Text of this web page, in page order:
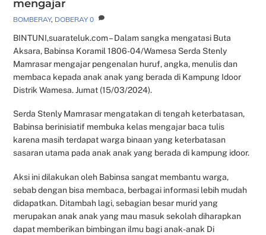
mengajar
BOMBERAY, DOBERAY 0
BINTUNI,suarateluk.com – Dalam sangka mengatasi Buta
Aksara, Babinsa Koramil 1806-04/Wamesa Serda Stenly
Mamrasar mengajar pengenalan huruf, angka, menulis dan
membaca kepada anak anak yang berada di Kampung Idoor
Distrik Wamesa. Jumat (15/03/2024).
Serda Stenly Mamrasar mengatakan di tengah keterbatasan,
Babinsa berinisiatif membuka kelas mengajar baca tulis
karena masih terdapat warga binaan yang keterbatasan
sasaran utama pada anak anak yang berada di kampung idoor.
Aksi ini dilakukan oleh Babinsa sangat membantu warga,
sebab dengan bisa membaca, berbagai informasi lebih mudah
didapatkan. Ditambah lagi, sebagian besar murid yang
merupakan anak anak yang mau masuk sekolah diharapkan
dapat memberikan bimbingan ilmu bagi anak-anak Di